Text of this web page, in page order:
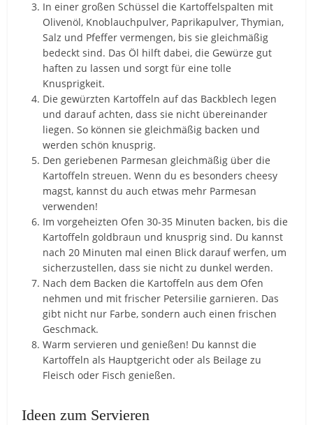
In einer großen Schüssel die Kartoffelspalten mit
Olivenöl, Knoblauchpulver, Paprikapulver, Thymian,
Salz und Pfeffer vermengen, bis sie gleichmäßig
bedeckt sind. Das Öl hilft dabei, die Gewürze gut
haften zu lassen und sorgt für eine tolle
Knusprigkeit.
Die gewürzten Kartoffeln auf das Backblech legen
und darauf achten, dass sie nicht übereinander
liegen. So können sie gleichmäßig backen und
werden schön knusprig.
Den geriebenen Parmesan gleichmäßig über die
Kartoffeln streuen. Wenn du es besonders cheesy
magst, kannst du auch etwas mehr Parmesan
verwenden!
Im vorgeheizten Ofen 30-35 Minuten backen, bis die
Kartoffeln goldbraun und knusprig sind. Du kannst
nach 20 Minuten mal einen Blick darauf werfen, um
sicherzustellen, dass sie nicht zu dunkel werden.
Nach dem Backen die Kartoffeln aus dem Ofen
nehmen und mit frischer Petersilie garnieren. Das
gibt nicht nur Farbe, sondern auch einen frischen
Geschmack.
Warm servieren und genießen! Du kannst die
Kartoffeln als Hauptgericht oder als Beilage zu
Fleisch oder Fisch genießen.
Ideen zum Servieren